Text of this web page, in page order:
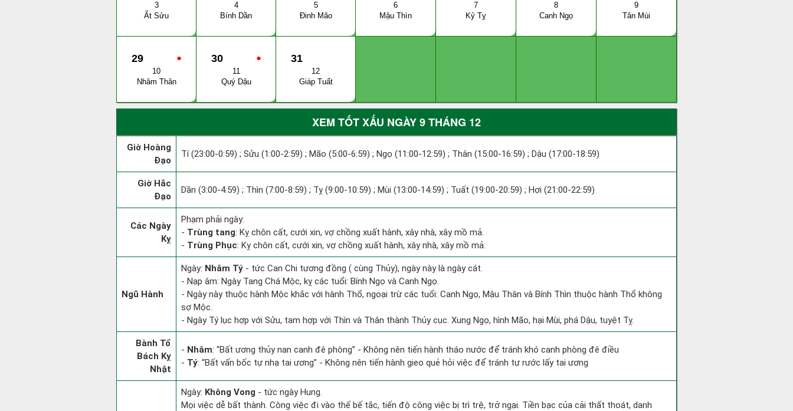
3
Ất Sửu
4
Bính Dần
5
Đinh Mão
6
Mậu Thìn
7
Kỷ Tỵ
8
Canh Ngọ
9
Tân Mùi
●
29
10
Nhâm Thân
●
30
11
Quý Dậu
31
12
Giáp Tuất
XEM TỐT XẤU NGÀY 9 THÁNG 12
Giờ Hoàng
Đạo
Tí (23:00-0:59) ; Sửu (1:00-2:59) ; Mão (5:00-6:59) ; Ngọ (11:00-12:59) ; Thân (15:00-16:59) ; Dậu (17:00-18:59)
Giờ Hắc
Đạo
Dần (3:00-4:59) ; Thìn (7:00-8:59) ; Tỵ (9:00-10:59) ; Mùi (13:00-14:59) ; Tuất (19:00-20:59) ; Hợi (21:00-22:59)
Các Ngày
Kỵ
Phạm phải ngày:
- Trùng tang: Kỵ chôn cất, cưới xin, vợ chồng xuất hành, xây nhà, xây mồ mả.
- Trùng Phục: Kỵ chôn cất, cưới xin, vợ chồng xuất hành, xây nhà, xây mồ mả.
Ngũ Hành
Ngày: Nhâm Tý - tức Can Chi tương đồng ( cùng Thủy), ngày này là ngày cát.
- Nạp âm: Ngày Tang Chá Mộc, kỵ các tuổi: Bính Ngọ và Canh Ngọ.
- Ngày này thuộc hành Mộc khắc với hành Thổ, ngoại trừ các tuổi: Canh Ngọ, Mậu Thân và Bính Thìn thuộc hành Thổ không
sợ Mộc.
- Ngày Tý lục hợp với Sửu, tam hợp với Thìn và Thân thành Thủy cục. Xung Ngọ, hình Mão, hại Mùi, phá Dậu, tuyệt Tỵ.
Bành Tổ
Bách Kỵ
Nhật
- Nhâm: “Bất ương thủy nan canh đê phòng” - Không nên tiến hành tháo nước để tránh khó canh phòng đê điều
- Tý: “Bất vấn bốc tự nhạ tai ương” - Không nên tiến hành gieo quẻ hỏi việc để tránh tự rước lấy tai ương
Ngày: Không Vong - tức ngày Hung.
Mọi việc dễ bất thành. Công việc đi vào thế bế tắc, tiến độ công việc bị trì trệ, trở ngại. Tiền bạc của cải thất thoát, danh